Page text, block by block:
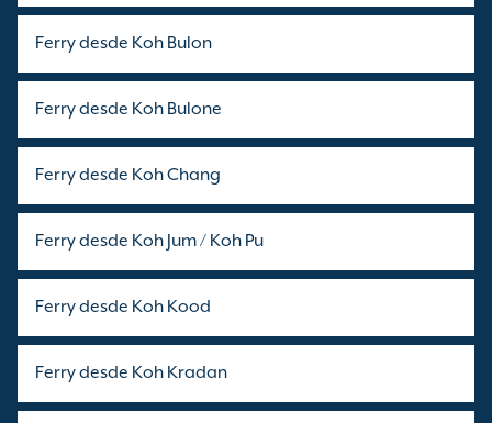
Ferry desde Koh Bulon
Ferry desde Koh Bulone
Ferry desde Koh Chang
Ferry desde Koh Jum / Koh Pu
Ferry desde Koh Kood
Ferry desde Koh Kradan